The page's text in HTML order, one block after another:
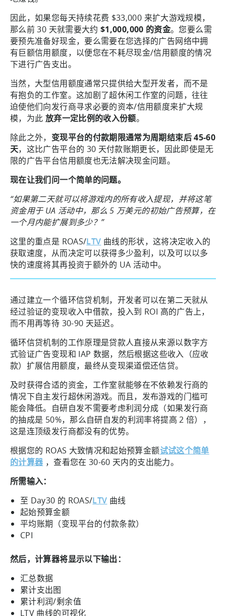
因此，如果您每天持续花费 $33,000 来扩大游戏规模，
那么前 30 天就需要大约$1,000,000 的资金。您要么需
要预先准备好现金，要么需要在您选择的广告网络中拥
有巨额信用额度，以便您在不耗尽现金/信用额度的情况
下进行广告支出。
当然，大型信用额度通常只提供给大型开发者，而不是
有抱负的工作室。这加剧了超休闲工作室的问题，往往
迫使他们向发行商寻求必要的资本/信用额度来扩大规
模，为此 放弃一定比例的收入份额。
除此之外， 变现平台的付款期限通常为周期结束后 45-60
天，这比广告平台的 30 天付款账期更长，因此即使是无
限的广告平台信用额度也无法解决现金问题。
现在让我们问一个简单的问题。
“如果第二天就可以将游戏内的所有收入提现，并将这笔
资金用于 UA 活动中，那么 5 万美元的初始广告预算，在
一个月内能扩展到多少？”
这里的重点是 ROAS/LTV 曲线的形状，这将决定收入的
获取速度，从而决定可以获得多少盈利，以及可以以多
快的速度将其再投资于额外的 UA 活动中。
通过建立一个循环信贷机制，开发者可以在第二天就从
经过验证的变现收入中借款，投入到 ROI 高的广告上，
而不用再等待 30-90 天延迟。
循环信贷机制的工作原理是贷款人直接从来源以数字方
式验证广告变现和 IAP 数据，然后根据这些收入（应收
款）扩展信用额度，最终从变现渠道偿还信贷。
及时获得合适的资金，工作室就能够在不依赖发行商的
情况下自主发行超休闲游戏。而且，发布游戏的门槛可
能会降低。自研自发不需要考虑利润分成（如果发行商
的抽成是 50%，那么自研自发的利润率将提高 2 倍），
这是连顶级发行商都没有的优势。
根据您的 ROAS 大致情况和起始预算金额试试这个简单
的计算器，查看您在 30-60 天内的支出能力。
所需输入：
至 Day30 的 ROAS/LTV 曲线
起始预算金额
平均账期（变现平台的付款条款）
CPI
然后，计算器将显示以下输出：
汇总数据
累计支出图
累计利润/剩余值
LTV 曲线的可视化